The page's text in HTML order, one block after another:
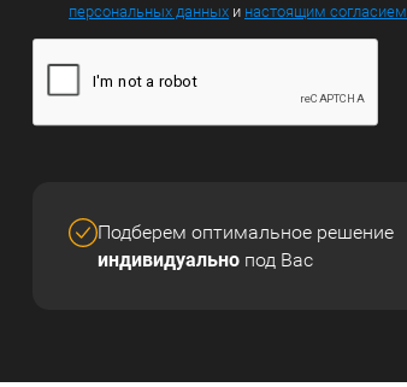
персональных данных и настоящим согласием
Подберем оптимальное решение
индивидуально под Вас